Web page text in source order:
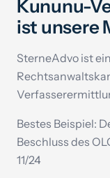
Kununu-
ist unsere
SterneAdvo ist
Bestes Beispiel:
Beschluss des
11/24